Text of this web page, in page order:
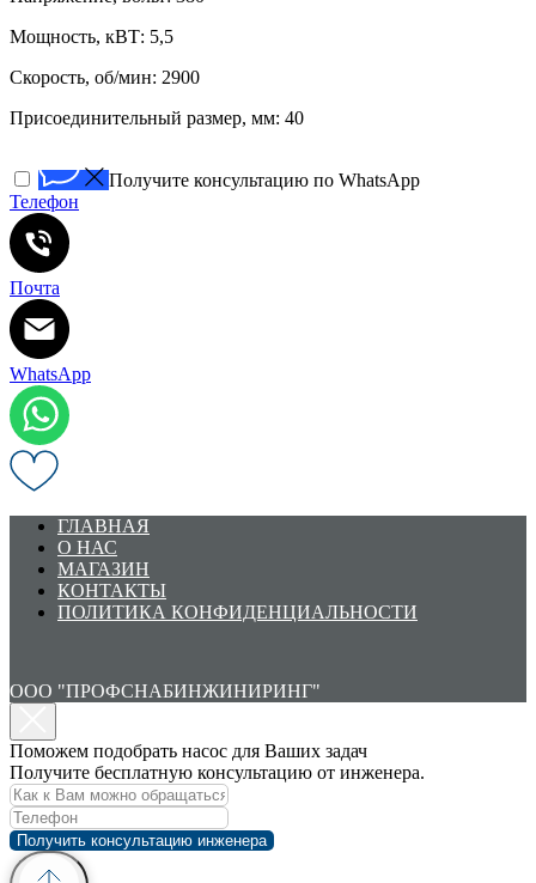
Мощность, кВТ: 5,5
Скорость, об/мин: 2900
Присоединительный размер, мм: 40
Получите консультацию по WhatsApp
Телефон
Почта
WhatsApp
ГЛАВНАЯ
О НАС
МАГАЗИН
КОНТАКТЫ
ПОЛИТИКА КОНФИДЕНЦИАЛЬНОСТИ
ООО "ПРОФСНАБИНЖИНИРИНГ"
Поможем подобрать насос для Ваших задач
Получите бесплатную консультацию от инженера.
Получить консультацию инженера